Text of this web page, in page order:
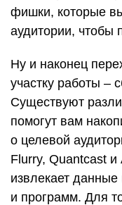
фишки, которые
аудитории, чтобы
Ну и наконец
участку работы –
Существуют
помогут вам
о целевой
Flurry, Quantcast
извлекает
и программ. Для